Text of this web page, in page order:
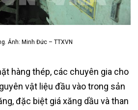
Ảnh: Minh Đức – TTXVN
hàng thép, các chuyên gia cho
vật liệu đầu vào trong sản
đặc biệt giá xăng dầu và than